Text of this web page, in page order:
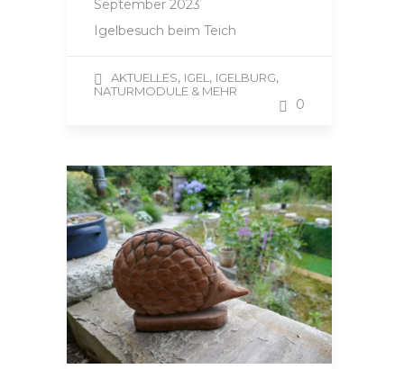
September 2023
Igelbesuch beim Teich
AKTUELLES, IGEL, IGELBURG,
NATURMODULE & MEHR
0